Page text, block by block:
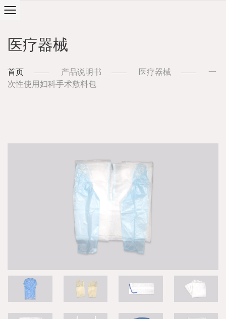
医疗器械
首页 产品说明书 医疗器械
一
次性使用妇科手术敷料包